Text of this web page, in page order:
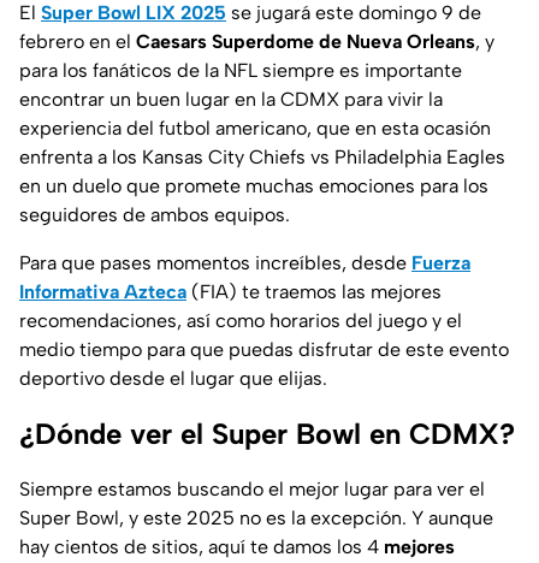
El Super Bowl LIX 2025 se jugará este domingo 9 de
febrero en el Caesars Superdome de Nueva Orleans, y
para los fanáticos de la NFL siempre es importante
encontrar un buen lugar en la CDMX para vivir la
experiencia del futbol americano, que en esta ocasión
enfrenta a los Kansas City Chiefs vs Philadelphia Eagles
en un duelo que promete muchas emociones para los
seguidores de ambos equipos.
Para que pases momentos increíbles, desde Fuerza
Informativa Azteca (FIA) te traemos las mejores
recomendaciones, así como horarios del juego y el
medio tiempo para que puedas disfrutar de este evento
deportivo desde el lugar que elijas.
¿Dónde ver el Super Bowl en CDMX?
Siempre estamos buscando el mejor lugar para ver el
Super Bowl, y este 2025 no es la excepción. Y aunque
hay cientos de sitios, aquí te damos los 4 mejores